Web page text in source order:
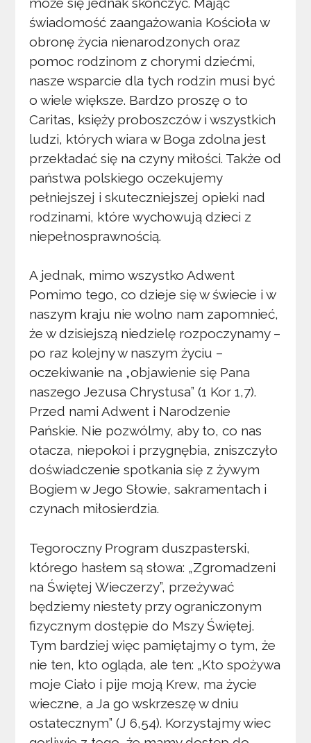
świadomość zaangażowania Kościoła w
obronę życia nienarodzonych oraz
pomoc rodzinom z chorymi dziećmi,
nasze wsparcie dla tych rodzin musi być
o wiele większe. Bardzo proszę o to
Caritas, księży proboszczów i wszystkich
ludzi, których wiara w Boga zdolna jest
przekładać się na czyny miłości. Także od
państwa polskiego oczekujemy
pełniejszej i skuteczniejszej opieki nad
rodzinami, które wychowują dzieci z
niepełnosprawnością.
A jednak, mimo wszystko Adwent
Pomimo tego, co dzieje się w świecie i w
naszym kraju nie wolno nam zapomnieć,
że w dzisiejszą niedzielę rozpoczynamy –
po raz kolejny w naszym życiu –
oczekiwanie na „objawienie się Pana
naszego Jezusa Chrystusa” (1 Kor 1,7).
Przed nami Adwent i Narodzenie
Pańskie. Nie pozwólmy, aby to, co nas
otacza, niepokoi i przygnębia, zniszczyło
doświadczenie spotkania się z żywym
Bogiem w Jego Słowie, sakramentach i
czynach miłosierdzia.
Tegoroczny Program duszpasterski,
którego hasłem są słowa: „Zgromadzeni
na Świętej Wieczerzy”, przeżywać
będziemy niestety przy ograniczonym
fizycznym dostępie do Mszy Świętej.
Tym bardziej więc pamiętajmy o tym, że
nie ten, kto ogląda, ale ten: „Kto spożywa
moje Ciało i pije moją Krew, ma życie
wieczne, a Ja go wskrzeszę w dniu
ostatecznym” (J 6,54). Korzystajmy wiec